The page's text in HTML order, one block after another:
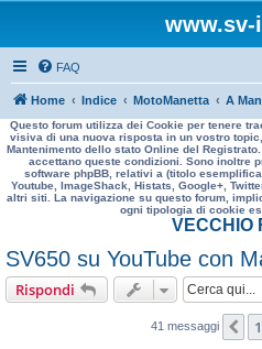
FAQ
Home Indice MotoManetta A
Questo forum utilizza dei Cookie per tenere
visiva di una nuova risposta in un vostro
Mantenimento dello stato Online del
accettano queste condizioni. Sono inoltre
software phpBB, relativi a (titolo
Youtube, ImageShack, Histats, Google+,
altri siti. La navigazione su questo forum,
ogni tipologia di cookie
VECCHIO
SV650 su YouTube con
Rispondi
41 messaggi 1